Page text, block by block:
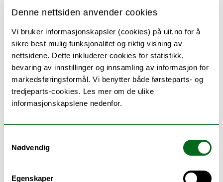
Denne nettsiden anvender cookies
Vi bruker informasjonskapsler (cookies) på uit.no for å
sikre best mulig funksjonalitet og riktig visning av
nettsidene. Dette inkluderer cookies for statistikk,
bevaring av innstillinger og innsamling av informasjon for
markedsføringsformål. Vi benytter både førsteparts- og
tredjeparts-cookies. Les mer om de ulike
informasjonskapslene nedenfor.
Nødvendig
Egenskaper
arbeider utandørs, og klimaendringane
krevande å handtere.
Gjennom intervju har ho fått eit tydeleg
innblikk i korleis ulike arbeidsplassar som
jobbar utandørs opplever situasjonen.
– Vi har funne ut at arbeidsplassar på
vedlikehaldsarbeid, forsinkingar og
Klimaendringar skaper meirarbeid i